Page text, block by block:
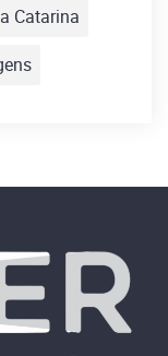
Catarina